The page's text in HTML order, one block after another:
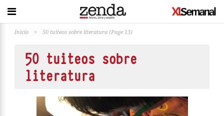
Inicio > 50 tuiteos sobre literatura (Page 13)
50 tuiteos sobre
literatura